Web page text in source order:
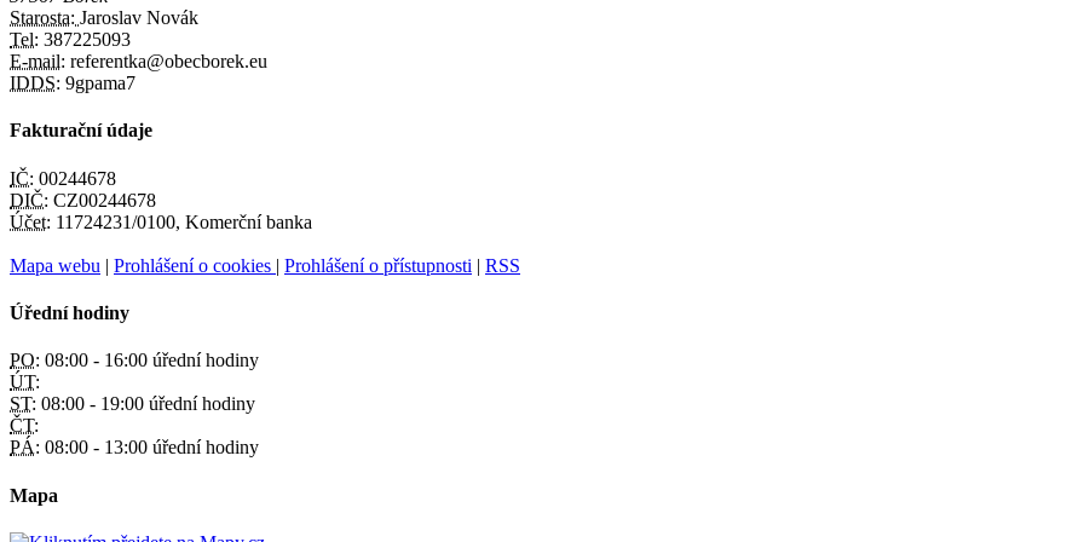
Starosta: Jaroslav Novák
Tel: 387225093
E-mail: referentka@obecborek.eu
IDDS: 9gpama7
Fakturační údaje
IČ: 00244678
DIČ: CZ00244678
Účet: 11724231/0100, Komerční banka
Mapa webu | Prohlášení o cookies | Prohlášení o přístupnosti | RSS
Úřední hodiny
PO: 08:00 - 16:00 úřední hodiny
ÚT:
ST: 08:00 - 19:00 úřední hodiny
ČT:
PÁ: 08:00 - 13:00 úřední hodiny
Mapa